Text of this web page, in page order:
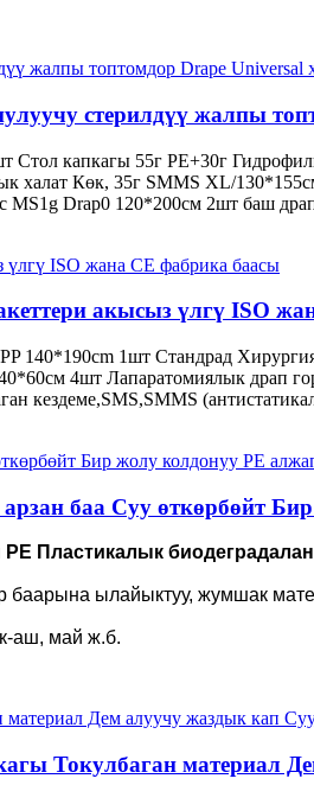
стерилдүү жалпы
капкагы 55г PE+30г
халат Көк, 35г SMMS XL/
Drap0 120*200см 2шт баш
акысыз үлгү ISO
140*190cm 1шт Стандрад
4шт Лапаратомиялык драп
кездеме,SMS,SMMS
баа Суу өткөрбөйт
Пластикалык
баарына ылайыктуу, жумшак
аш, май ж.б.
Токулбаган материал